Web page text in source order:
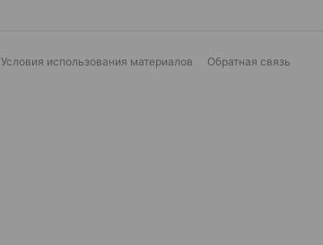
Условия использования материалов Обратная связь